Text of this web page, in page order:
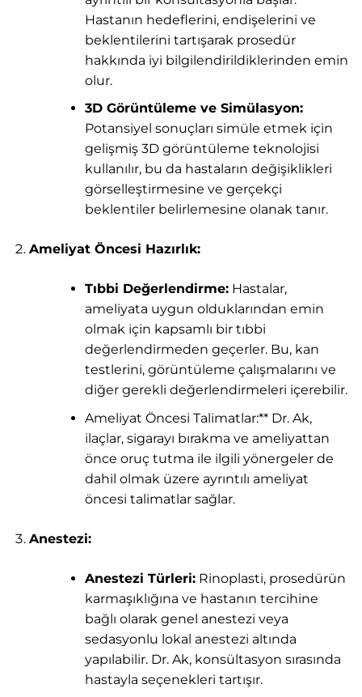
Hastanın hedeflerini, endişelerini ve
beklentilerini tartışarak prosedür
hakkında iyi bilgilendirildiklerinden emin
olur.
3D Görüntüleme ve Simülasyon:
Potansiyel sonuçları simüle etmek için
gelişmiş 3D görüntüleme teknolojisi
kullanılır, bu da hastaların değişiklikleri
görselleştirmesine ve gerçekçi
beklentiler belirlemesine olanak tanır.
Ameliyat Öncesi Hazırlık:
Tıbbi Değerlendirme:Hastalar,
ameliyata uygun olduklarından emin
olmak için kapsamlı bir tıbbi
değerlendirmeden geçerler. Bu, kan
testlerini, görüntüleme çalışmalarını ve
diğer gerekli değerlendirmeleri içerebilir.
Ameliyat Öncesi Talimatlar:** Dr. Ak,
ilaçlar, sigarayı bırakma ve ameliyattan
önce oruç tutma ile ilgili yönergeler de
dahil olmak üzere ayrıntılı ameliyat
öncesi talimatlar sağlar.
Anestezi:
Anestezi Türleri:Rinoplasti, prosedürün
karmaşıklığına ve hastanın tercihine
bağlı olarak genel anestezi veya
sedasyonlu lokal anestezi altında
yapılabilir. Dr. Ak, konsültasyon sırasında
hastayla seçenekleri tartışır.